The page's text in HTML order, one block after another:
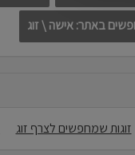
באתר: אישה \ זוג
זוגות שמחפשים לצרף זוג